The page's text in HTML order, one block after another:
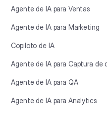
Agente de IA para Ventas
Agente de IA para Marketing
Copiloto de IA
Agente de IA para Captura de
Agente de IA para QA
Agente de IA para Analytics